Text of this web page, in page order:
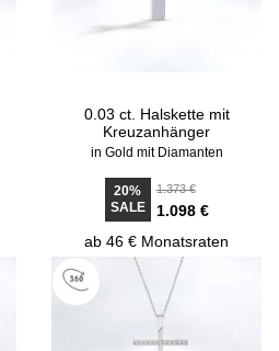
0.03 ct. Halskette mit
Kreuzanhänger
in Gold mit Diamanten
20%
SALE
1.373 €
1.098 €
ab 46 € Monatsraten